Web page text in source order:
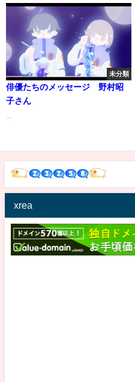
未分類
俳優たちのメッセージ 野村昭
子さん
xrea